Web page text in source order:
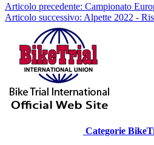
Articolo precedente: Campionato
Articolo successivo: Alpette 2022 -
Categorie